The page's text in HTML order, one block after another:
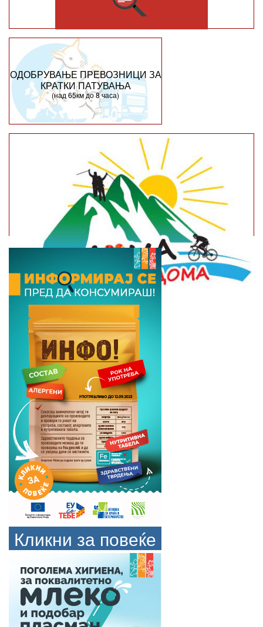
ОДОБРУВАЊЕ ПРЕВОЗНИЦИ ЗА
КРАТКИ ПАТУВАЊА
(над 65км до 8 часа)
Кликни за повеќе